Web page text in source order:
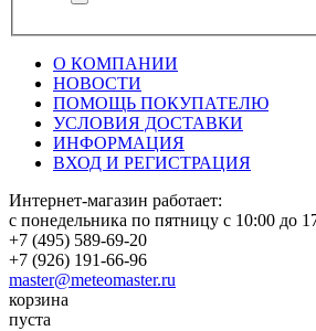
О КОМПАНИИ
НОВОСТИ
ПОМОЩЬ ПОКУПАТЕЛЮ
УСЛОВИЯ ДОСТАВКИ
ИНФОРМАЦИЯ
ВХОД И РЕГИСТРАЦИЯ
Интернет-магазин работает:
с понедельника по пятницу с 10:00 до
+7 (495) 589-69-20
+7 (926) 191-66-96
master@meteomaster.ru
корзина
пуста